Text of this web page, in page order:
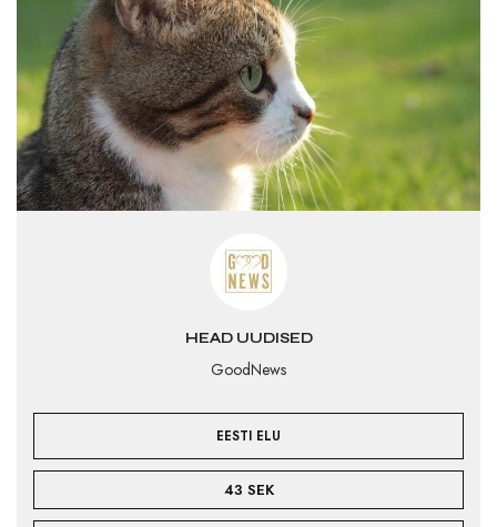
HEAD UUDISED
GoodNews
EESTI ELU
43 SEK